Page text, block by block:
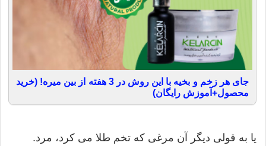
جای هر زخم و بخیه با این روش در 3 هفته از بین میره! (خرید
محصول+آموزش رایگان)
یا به قولی دیگر آن مرغی که تخم طلا می کرد، مرد.